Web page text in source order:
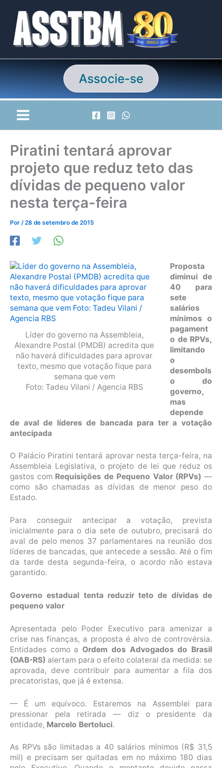
conteúdo
Associe-se
Piratini tentará aprovar
projeto que reduz teto das
dívidas de pequeno valor
nesta terça-feira
Por /28 de setembro de 2015
Líder do governo na Assembleia,
Alexandre Postal (PMDB) acredita que
não haverá dificuldades para aprovar
texto, mesmo que votação fique para
semana que vem
Foto: Tadeu Vilani / Agencia RBS
Proposta
diminui de
40 para
sete
salários
mínimos o
pagament
o de RPVs,
limitando
o
desembols
o do
governo,
mas
depende
de aval de líderes de bancada para ter a votação
antecipada
O Palácio Piratini tentará aprovar nesta terça-feira, na
Assembleia Legislativa, o projeto de lei que reduz os
gastos com Requisições de Pequeno Valor (RPVs) —
como são chamadas as dívidas de menor peso do
Estado.
Para conseguir antecipar a votação, prevista
inicialmente para o dia sete de outubro, precisará do
aval de pelo menos 37 parlamentares na reunião dos
líderes de bancadas, que antecede a sessão. Até o fim
da tarde desta segunda-feira, o acordo não estava
garantido.
Governo estadual tenta reduzir teto de dívidas de
pequeno valor
Apresentada pelo Poder Executivo para amenizar a
crise nas finanças, a proposta é alvo de controvérsia.
Entidades como a Ordem dos Advogados do Brasil
(OAB-RS) alertam para o efeito colateral da medida: se
aprovada, deve contribuir para aumentar a fila dos
precatoristas, que já é extensa.
— É um equívoco. Estaremos na Assemblei para
pressionar pela retirada — diz o presidente da
entidade, Marcelo Bertoluci.
As RPVs são limitadas a 40 salários mínimos (R$ 31,5
mil) e precisam ser quitadas em no máximo 180 dias